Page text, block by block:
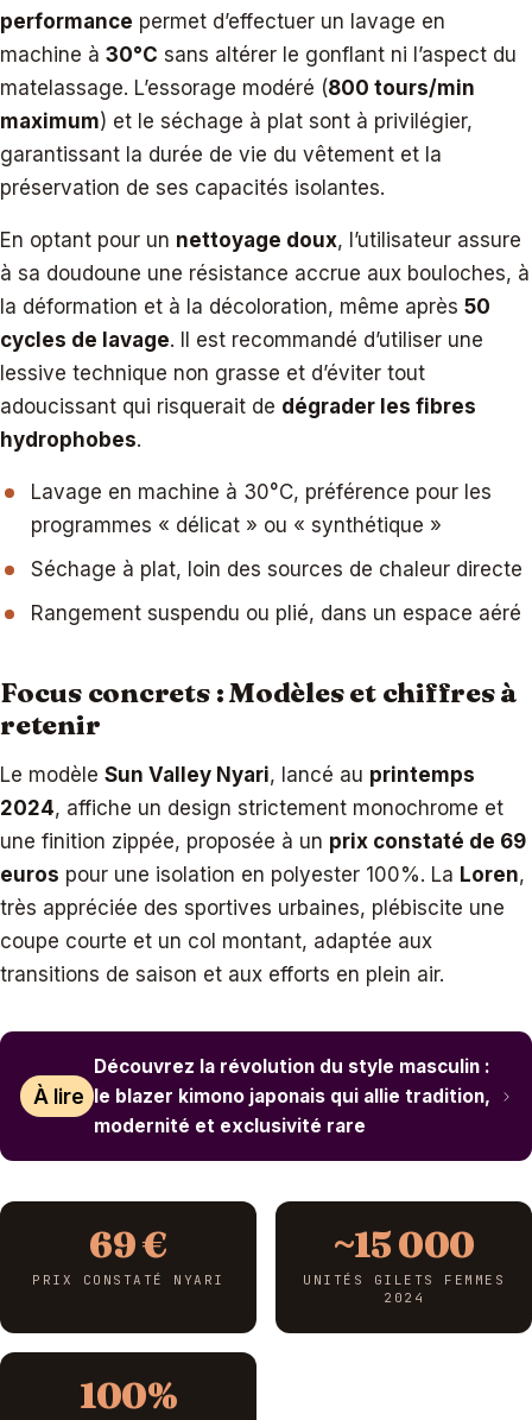
performance permet d’effectuer un lavage en
machine à 30°C sans altérer le gonflant ni l’aspect du
matelassage. L’essorage modéré (800 tours/min
maximum) et le séchage à plat sont à privilégier,
garantissant la durée de vie du vêtement et la
préservation de ses capacités isolantes.
En optant pour un nettoyage doux, l’utilisateur assure
à sa doudoune une résistance accrue aux bouloches, à
la déformation et à la décoloration, même après 50
cycles de lavage. Il est recommandé d’utiliser une
lessive technique non grasse et d’éviter tout
adoucissant qui risquerait de dégrader les fibres
hydrophobes.
Lavage en machine à 30°C, préférence pour les
programmes « délicat » ou « synthétique »
Séchage à plat, loin des sources de chaleur directe
Rangement suspendu ou plié, dans un espace aéré
Focus concrets : Modèles et chiffres à
retenir
Le modèle Sun Valley Nyari, lancé au printemps
2024, affiche un design strictement monochrome et
une finition zippée, proposée à un prix constaté de 69
euros pour une isolation en polyester 100%. La Loren,
très appréciée des sportives urbaines, plébiscite une
coupe courte et un col montant, adaptée aux
transitions de saison et aux efforts en plein air.
À lire
Découvrez la révolution du style masculin :
le blazer kimono japonais qui allie tradition,
modernité et exclusivité rare
69 €
PRIX CONSTATÉ NYARI
~15 000
UNITÉS GILETS FEMMES
2024
100%